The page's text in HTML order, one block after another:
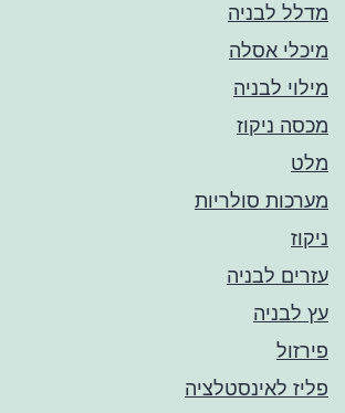
מדלל לבניה
מיכלי אסלה
מילוי לבניה
מכסה ניקוז
מלט
מערכות סולריות
ניקוז
עזרים לבניה
עץ לבניה
פירזול
פליז לאינסטלציה